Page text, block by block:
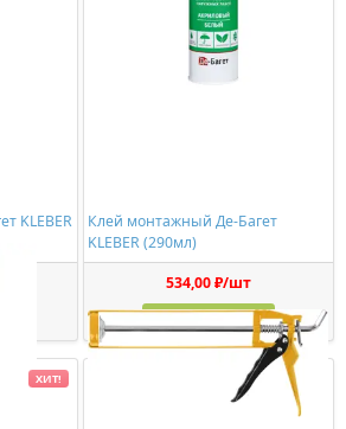
KLEBER
Клей монтажный Де-Багет
KLEBER (290мл)
534,00 ₽/шт
Купить
ХИТ!